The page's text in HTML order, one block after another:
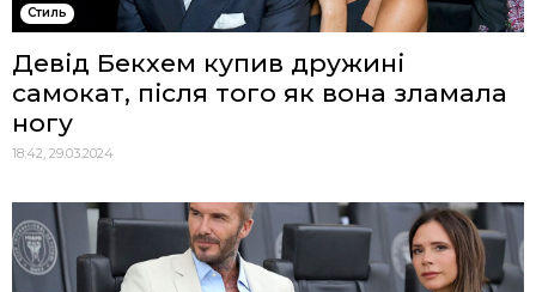
Стиль
Девід Бекхем купив дружині
самокат, після того як вона зламала
ногу
18:42, 29.03.2024